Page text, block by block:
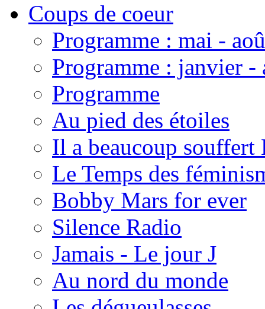
Coups de coeur
Programme : mai -
Programme : janvier -
Programme
Au pied des étoiles
Il a beaucoup souffert
Le Temps des
Bobby Mars for ever
Silence Radio
Jamais - Le jour J
Au nord du monde